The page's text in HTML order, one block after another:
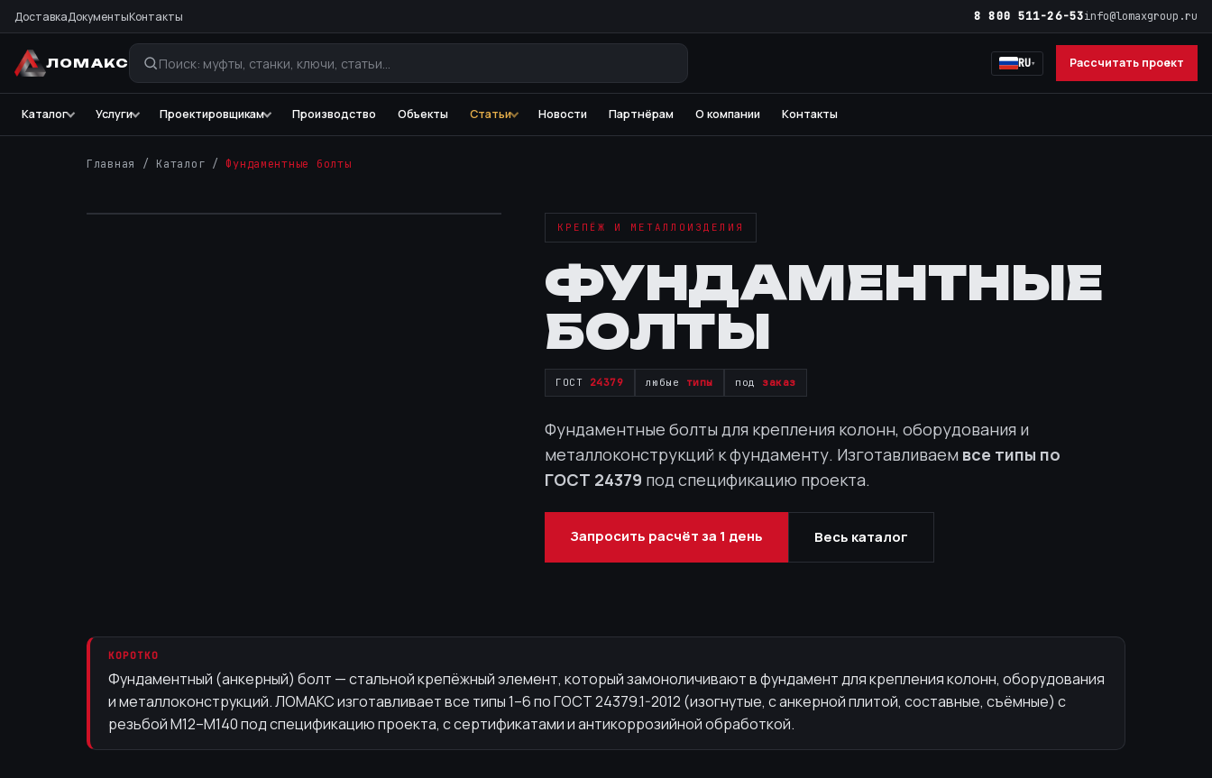
ДоставкаДокументыКонтакты 8 800 511-26-53info@lomaxgroup.ru
ЛОМАКС RU Рассчитать проект
Каталог Услуги Проектировщикам Производство Объекты Статьи Новости Партнёрам О компании Контакты
Главная / Каталог /Фундаментные болты
КРЕПЁЖ И МЕТАЛЛОИЗДЕЛИЯ
ФУНДАМЕНТНЫЕ
БОЛТЫ
ГОСТ 24379 любые типы под заказ
Фундаментные болты для крепления колонн, оборудования и
металлоконструкций к фундаменту. Изготавливаем все типы по
ГОСТ 24379 под спецификацию проекта.
Запросить расчёт за 1 день Весь каталог
КОРОТКО
Фундаментный (анкерный) болт — стальной крепёжный элемент, который замоноличивают в фундамент для крепления колонн, оборудования
и металлоконструкций. ЛОМАКС изготавливает все типы 1–6 по ГОСТ 24379.1-2012 (изогнутые, с анкерной плитой, составные, съёмные) с
резьбой М12–М140 под спецификацию проекта, с сертификатами и антикоррозийной обработкой.